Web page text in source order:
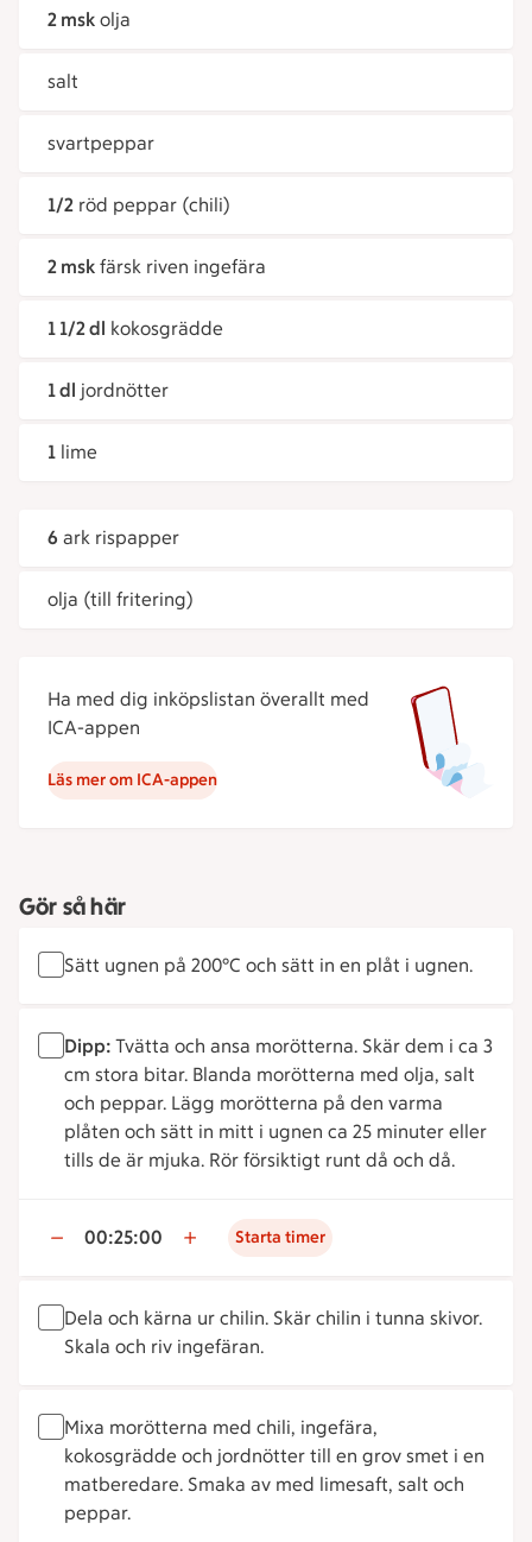
2 msk olja
salt
svartpeppar
1/2 röd peppar (chili)
2 msk färsk riven ingefära
1 1/2 dl kokosgrädde
1 dl jordnötter
1 lime
6 ark rispapper
olja (till fritering)
Ha med dig inköpslistan överallt med
ICA-appen
Läs mer om ICA-appen
Gör så här
Sätt ugnen på 200°C och sätt in en plåt i ugnen.
Dipp: Tvätta och ansa morötterna. Skär dem i ca 3
cm stora bitar. Blanda morötterna med olja, salt
och peppar. Lägg morötterna på den varma
plåten och sätt in mitt i ugnen ca 25 minuter eller
tills de är mjuka. Rör försiktigt runt då och då.
00:25:00 Starta timer
Dela och kärna ur chilin. Skär chilin i tunna skivor.
Skala och riv ingefäran.
Mixa morötterna med chili, ingefära,
kokosgrädde och jordnötter till en grov smet i en
matberedare. Smaka av med limesaft, salt och
peppar.